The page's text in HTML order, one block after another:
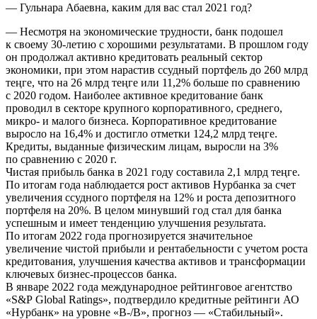
— Гульнара Абаевна, каким для вас стал 2021 год?
— Несмотря на экономические трудности, банк подошел
к своему 30-летию с хорошими результатами. В прошлом году
он продолжал активно кредитовать реальный сектор
экономики, при этом нарастив ссудный портфель до 260 млрд
теңге, что на 26 млрд теңге или 11,2% больше по сравнению
с 2020 годом. Наиболее активное кредитование банк
проводил в секторе крупного корпоративного, среднего,
микро- и малого бизнеса. Корпоративное кредитование
выросло на 16,4% и достигло отметки 124,2 млрд теңге.
Кредиты, выданные физическим лицам, выросли на 3%
по сравнению с 2020 г.
Чистая прибыль банка в 2021 году составила 2,1 млрд теңге.
По итогам года наблюдается рост активов Нурбанка за счет
увеличения ссудного портфеля на 12% и роста депозитного
портфеля на 20%. В целом минувший год стал для банка
успешным и имеет тенденцию улучшения результата.
По итогам 2022 года прогнозируется значительное
увеличение чистой прибыли и рентабельности с учетом роста
кредитования, улучшения качества активов и трансформации
ключевых бизнес-процессов банка.
В январе 2022 года международное рейтинговое агентство
«S&P Global Ratings», подтвердило кредитные рейтинги АО
«Нурбанк» на уровне «В-/В», прогноз — «Стабильный».